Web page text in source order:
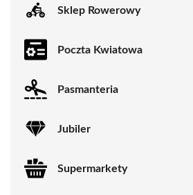
Sklep Rowerowy
Poczta Kwiatowa
Pasmanteria
Jubiler
Supermarkety